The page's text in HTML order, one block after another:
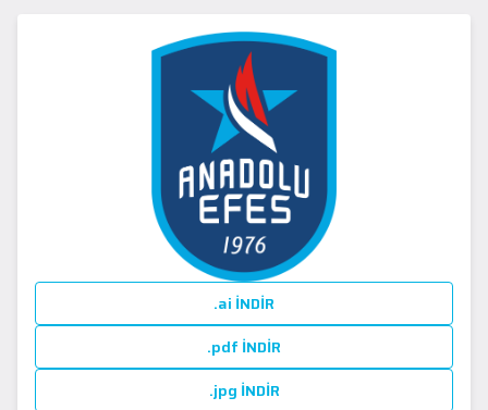
.ai İNDİR
.pdf İNDİR
.jpg İNDİR